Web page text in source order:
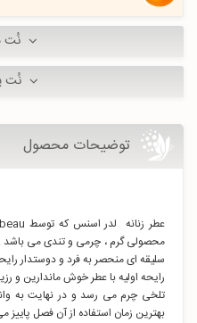
نُت
نُت
توضیحات محصول
محصولی گرم ، چرمی و تندی می
سلیقه ای منحصر به فرد و دوستدار
رايحه اولیه با عطر خوش ماندارین و
تلخی چرم می رسد و در نهایت به
بهترین زمان استفاده از آن فصل پاییز